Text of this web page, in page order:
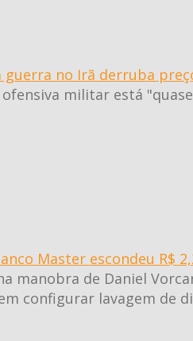
no Irã derruba
militar está
Master escondeu R$
manobra de Daniel
configurar lavagem de